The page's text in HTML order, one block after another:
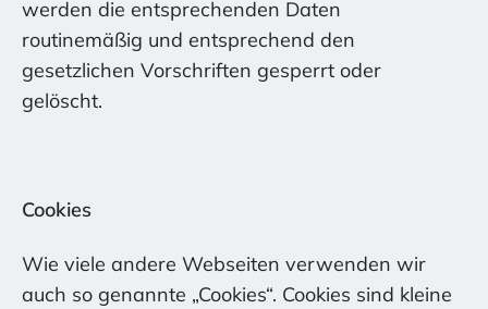
werden die entsprechenden Daten
routinemäßig und entsprechend den
gesetzlichen Vorschriften gesperrt oder
gelöscht.
Cookies
Wie viele andere Webseiten verwenden wir
auch so genannte „Cookies“. Cookies sind kleine